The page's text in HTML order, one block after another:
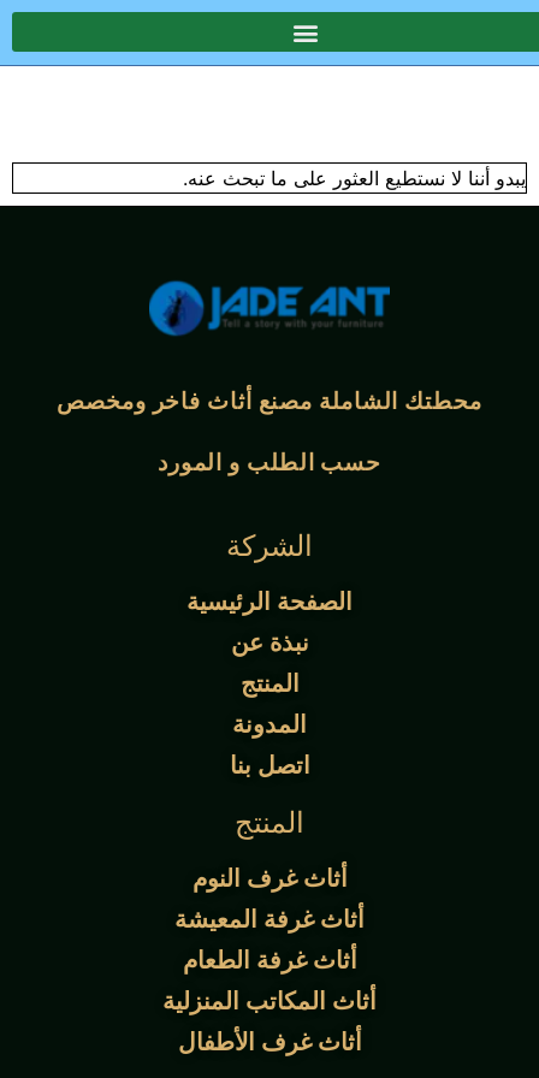
يبدو أننا لا نستطيع العثور على ما تبحث عنه.
محطتك الشاملة مصنع أثاث فاخر ومخصص
حسب الطلب و المورد
الشركة
الصفحة الرئيسية
نبذة عن
المنتج
المدونة
اتصل بنا
المنتج
أثاث غرف النوم
أثاث غرفة المعيشة
أثاث غرفة الطعام
أثاث المكاتب المنزلية
أثاث غرف الأطفال